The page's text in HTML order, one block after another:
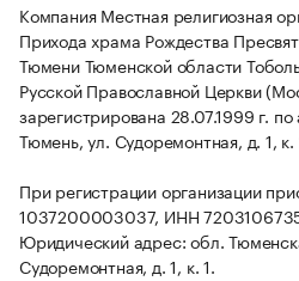
Компания Местная религиозная
Прихода храма Рождества
Тюмени Тюменской области
Русской Православной Церкви
зарегистрирована 28.07.1999 г.
Тюмень, ул. Судоремонтная, д. 1, к.
При регистрации организации
1037200003037, ИНН
Юридический адрес: обл.
Судоремонтная, д. 1, к. 1.